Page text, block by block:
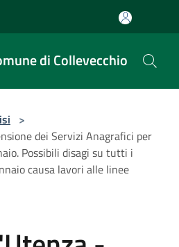
di Collevecchio
>
dei Servizi Anagrafici per
Possibili disagi su tutti i
causa lavori alle linee